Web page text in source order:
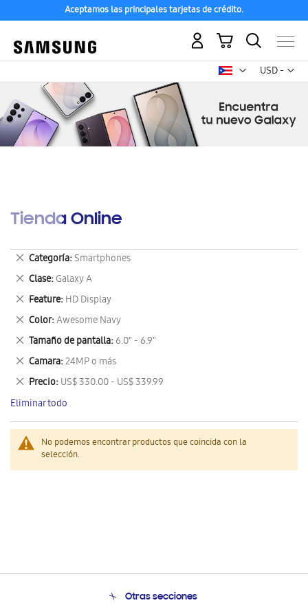
Aceptamos las principales tarjetas de crédito.
USD -
dólar
Mi carrito
Tienda Online
No podemos encontrar productos que coincida con la
selección.
Categoría Smartphones
Eliminar
este
artículo
Clase Galaxy A
Eliminar
este
artículo
Feature HD Display
Eliminar
este
artículo
Color Awesome Navy
Eliminar
este
artículo
Tamaño de pantalla 6.0" - 6.9"
Eliminar
este
artículo
Camara 24MP o más
Eliminar
este
artículo
Precio US$ 330.00 - US$ 339.99
Eliminar
este
artículo
Eliminar todo
Otras secciones